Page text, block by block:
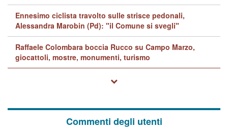
Ennesimo ciclista travolto sulle strisce pedonali,
Alessandra Marobin (Pd): "il Comune si svegli"
Raffaele Colombara boccia Rucco su Campo Marzo,
giocattoli, mostre, monumenti, turismo
Commenti degli utenti